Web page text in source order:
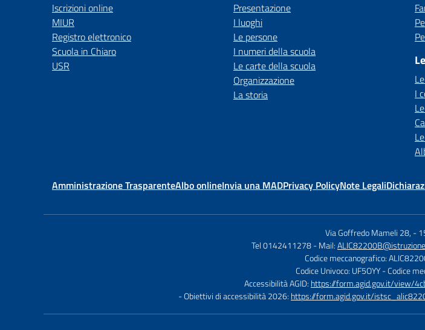
Iscrizioni online
MIUR
Registro elettronico
Scuola in Chiaro
USR
Presentazione
I luoghi
Le persone
I numeri della scuola
Le carte della scuola
Organizzazione
La storia
I
Amministrazione TrasparenteAlbo onlineInvia una MADPrivacy PolicyNote Legali
Via Goffredo Mameli 28, -
Tel 0142411278- Mail:
Codice meccanografico:
Codice Univoco: UF5OYY- Codice
Accessibilità AGID: https://form.agid.gov.it/view/
- Obiettivi di accessibilità 2026: https://form.agid.gov.it/